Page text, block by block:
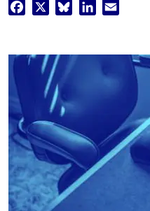
Facebook BlueskyLinkedIn